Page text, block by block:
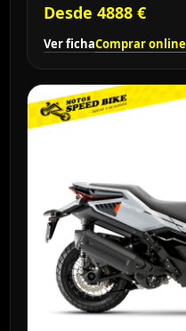
Desde 4888 €
Ver fichaComprar online